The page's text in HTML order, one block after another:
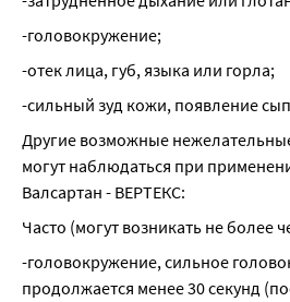
-головокружение;
-отек лица, губ, языка или горла;
-сильный зуд кожи, появление
Другие возможные
могут наблюдаться при
Валсартан - ВЕРТЕКС:
Часто (могут возникать не более
-головокружение, сильное
продолжается менее 30 секунд